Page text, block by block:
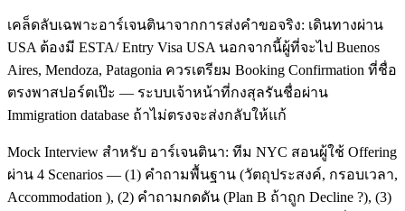
เคล็ดลับเฉพาะอาร์เจนตินาจากการส่งคำขอจริง: เดินทางผ่าน
USA ต้องมี ESTA/ Entry Visa USA นอกจากนี้ผู้ที่จะไป Buenos
Aires, Mendoza, Patagonia ควรเตรียม Booking Confirmation ที่ชื่อ
ตรงพาสปอร์ตเป๊ะ — ระบบเจ้าหน้าที่กงสุลรันชื่อผ่าน
Immigration database ถ้าไม่ตรงจะส่งกลับให้แก้
Mock Interview สำหรับ อาร์เจนตินา: ทีม NYC สอนผู้ใช้ Offering
ผ่าน 4 Scenarios — (1) คำถามพื้นฐาน (วัตถุประสงค์, กรอบเวลา,
Accommodation ), (2) คำถามกดดัน (Plan B ถ้าถูก Decline ?), (3)